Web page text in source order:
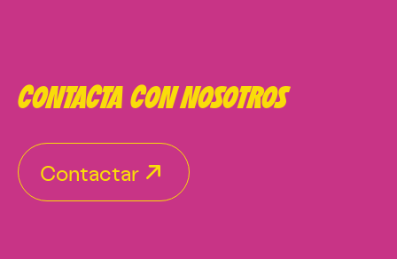
CONTACTA CON NOSOTROS
Contactar